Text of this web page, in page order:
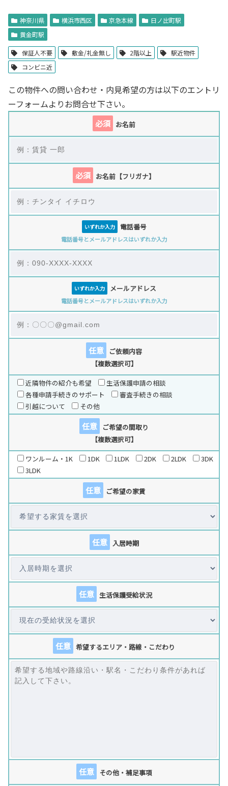
神奈川県 横浜市西区 京急本線
日ノ出町駅
黄金町駅
保証人不要 敷金/礼金無し 2階以上
駅近物件
コンビニ近
この物件への問い合わせ・内見希望の方は以下のエントリ
ーフォームよりお問合せ下さい。
必須 お名前
必須 お名前【フリガナ】
いずれか入力 電話番号
電話番号とメールアドレスはいずれか入力
いずれか入力 メールアドレス
電話番号とメールアドレスはいずれか入力
任意
ご依頼内容
【複数選択可】
近隣物件の紹介も希望
生活保護申請の相談
各種申請手続きのサポート
審査手続きの相談
引越について
その他
任意
ご希望の間取り
【複数選択可】
ワンルーム・1K
1DK 1LDK 2DK 2LDK
3DK
3LDK
任意 ご希望の家賃
任意 入居時期
任意 生活保護受給状況
任意 希望するエリア・路線・こだわり
任意 その他・補足事項